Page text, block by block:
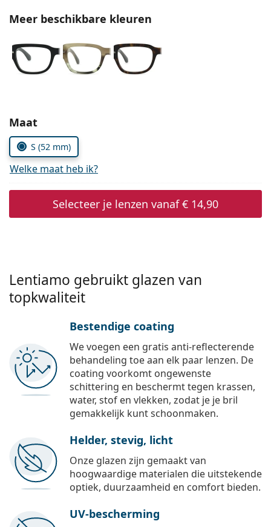
Alle merken
Meer beschikbare kleuren
Kies parameters:
Maat
S (52 mm)
Welke maat heb ik?
Selecteer je lenzen vanaf€ 14,90
Lentiamo gebruikt glazen van
topkwaliteit
Bestendige coating
We voegen een gratis anti-reflecterende
behandeling toe aan elk paar lenzen. De
coating voorkomt ongewenste
schittering en beschermt tegen krassen,
water, stof en vlekken, zodat je je bril
gemakkelijk kunt schoonmaken.
Helder, stevig, licht
Onze glazen zijn gemaakt van
hoogwaardige materialen die uitstekende
optiek, duurzaamheid en comfort bieden.
UV-bescherming